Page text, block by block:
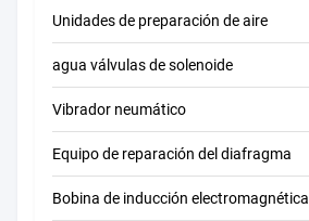
seguridad
de los
sistemas
de
seguridad
de los
sistemas
Unidades de preparación de aire
agua válvulas de solenoide
Vibrador neumático
Equipo de reparación del diafragma
Bobina de inducción electromagnética